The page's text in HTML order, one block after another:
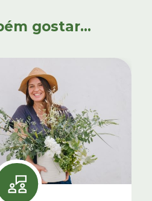
gostar...